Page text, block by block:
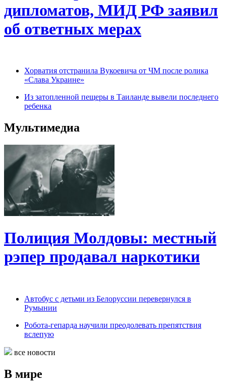
дипломатов, МИД РФ заявил
об ответных мерах
Хорватия отстранила Вукоевича от ЧМ после ролика
«Слава Украине»
Из затопленной пещеры в Таиланде вывели последнего
ребенка
Мультимедиа
Полиция Молдовы: местный
рэпер продавал наркотики
Автобус с детьми из Белоруссии перевернулся в
Румынии
Робота-гепарда научили преодолевать препятствия
вслепую
все новости
В мире